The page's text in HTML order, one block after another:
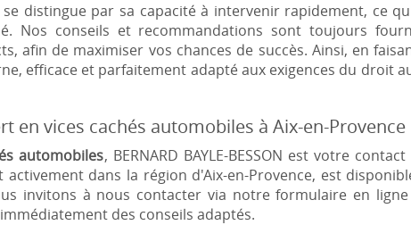
se distingue par sa capacité à intervenir rapidement, ce
Nos conseils et recommandations sont toujours
afin de maximiser vos chances de succès. Ainsi, en
efficace et parfaitement adapté aux exigences du droit
en vices cachés automobiles à Aix-en-Provence
automobiles, BERNARD BAYLE-BESSON est votre
activement dans la région d'Aix-en-Provence, est
invitons à nous contacter via notre formulaire en
des conseils adaptés.